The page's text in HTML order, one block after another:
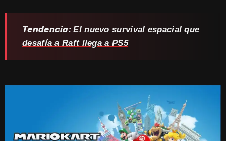
Tendencia:El nuevo survival espacial que
desafía a Raft llega a PS5